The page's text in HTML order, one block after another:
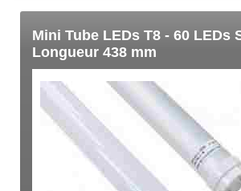
Mini Tube LEDs T8 - 60 LEDs
Longueur 438 mm